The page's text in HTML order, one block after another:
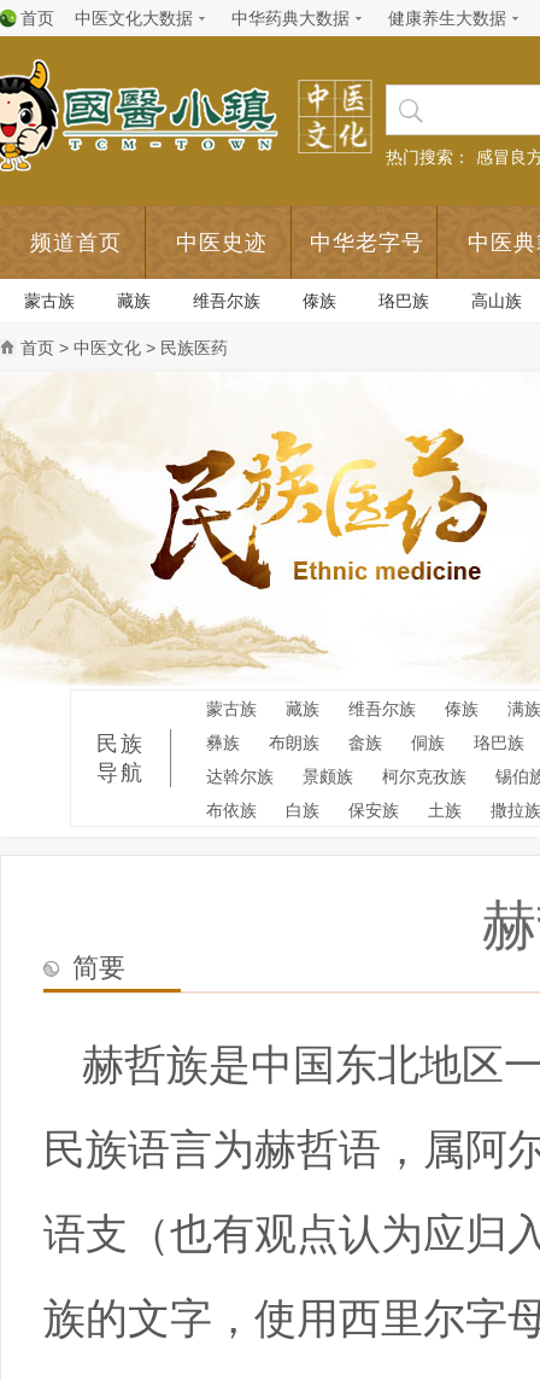
首页 中医文化大数据 中华药典大数据 健康养生大数据
热门搜索： 感冒良
频道首页 中医史迹 中华老字号 中医
蒙古族 藏族 维吾尔族 傣族 珞巴族 高山族
首页 > 中医文化 > 民族医药
民族
导航
蒙古族 藏族 维吾尔族 傣族
满族
彝族
布朗族 畲族 侗族
珞巴族
达斡尔族
景颇族 柯尔克孜族
锡伯
布依族
白族 保安族 土族 撒拉族
简要
赫哲族是中国东北地区
民族语言为赫哲语，属阿
语支（也有观点认为应归
族的文字，使用西里尔字